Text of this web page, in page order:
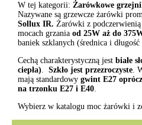
W tej kategorii: Żarówkowe
Nazywane są grzewcze żarówki
Sollux IR. Żarówki z
mocach grzania od 25W aż do
baniek szklanych (średnica i
Cechą charakterystyczną jest białe
ciepła). Szkło jest przezroczyste.
mają standardowy gwint E27
na trzonku E27 i E40.
Wybierz w katalogu moc żarówki i